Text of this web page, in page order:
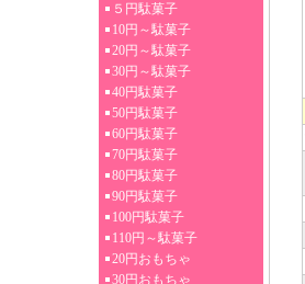
５円駄菓子
10円～駄菓子
20円～駄菓子
30円～駄菓子
40円駄菓子
50円駄菓子
60円駄菓子
70円駄菓子
80円駄菓子
90円駄菓子
100円駄菓子
110円～駄菓子
20円おもちゃ
30円おもちゃ